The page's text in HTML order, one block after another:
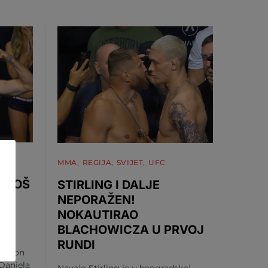
MMA REGIJA SVIJET UFC
STIRLING I DALJE
NEPORAŽEN!
NOKAUTIRAO
BLACHOWICZA U PRVOJ
RUNDI